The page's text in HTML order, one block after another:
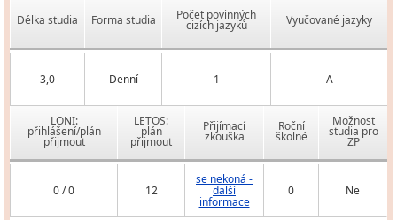
Délka studia Forma studia Počet povinných
cizích jazyků Vyučované jazyky
3,0 Denní 1 A
LONI:
přihlášení/plán
přijmout
LETOS:
plán
přijmout
Přijímací
zkouška
Roční
školné
Možnost
studia pro
ZP
0 / 0 12
se nekoná -
další
informace
0 Ne